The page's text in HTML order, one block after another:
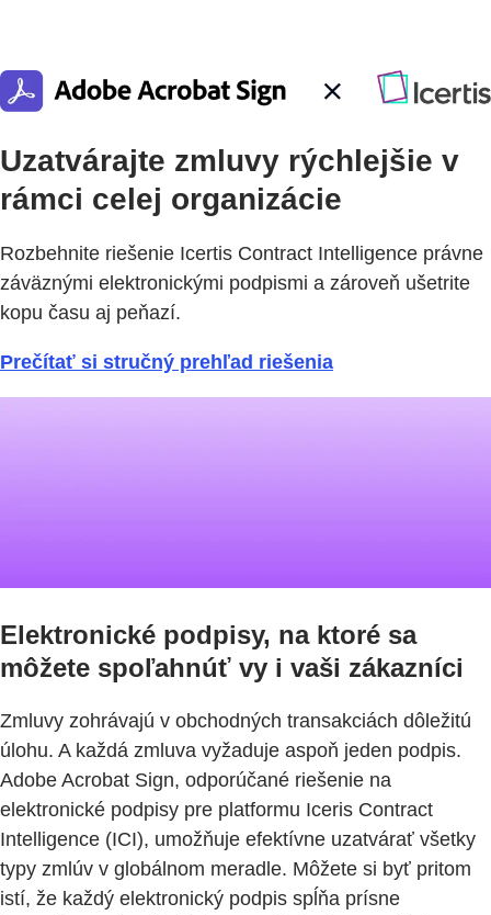
Uzatvárajte zmluvy rýchlejšie v
rámci celej organizácie
Rozbehnite riešenie Icertis Contract Intelligence právne
záväznými elektronickými podpismi a zároveň ušetrite
kopu času aj peňazí.
Prečítať si stručný prehľad riešenia
Elektronické podpisy, na ktoré sa
môžete spoľahnúť vy i vaši zákazníci
Zmluvy zohrávajú v obchodných transakciách dôležitú
úlohu. A každá zmluva vyžaduje aspoň jeden podpis.
Adobe Acrobat Sign, odporúčané riešenie na
elektronické podpisy pre platformu Iceris Contract
Intelligence (ICI), umožňuje efektívne uzatvárať všetky
typy zmlúv v globálnom meradle. Môžete si byť pritom
istí, že každý elektronický podpis spĺňa prísne